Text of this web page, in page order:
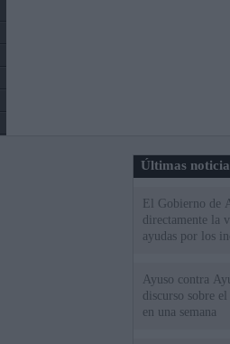
Últimas
El Gobierno de
directamente la
ayudas por los
Ayuso contra
discurso sobre
en una semana